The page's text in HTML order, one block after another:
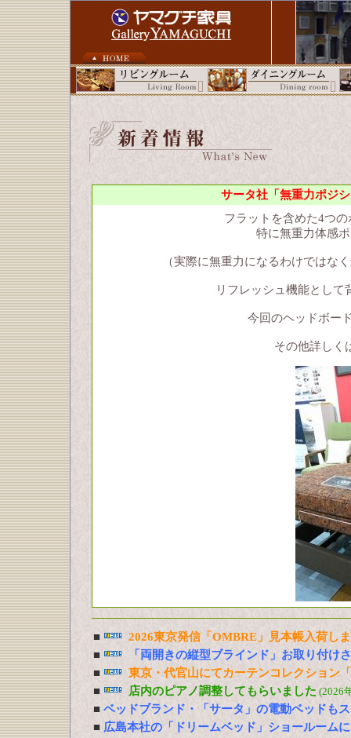
サータ社「無重力ポジ
フラットを含めた4つ
特に無重力体感
（実際に無重力になるわけではな
リフレッシュ機能として
今回のヘッドボー
その他詳しく
■
2026東京発信「OMBRE」見本帳入荷し
■
「両開きの縦型ブラインド」お取り付け
■
東京・代官山にてカーテンコレクション
■
店内のピアノ調整してもらいました (2026
■ ベッドブランド・「サータ」の電動ベッドも
■ 広島本社の「ドリームベッド」ショールーム